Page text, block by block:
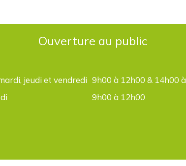
Ouverture au public
jeudi et vendredi 9h00 à 12h00 & 14h00
9h00 à 12h00